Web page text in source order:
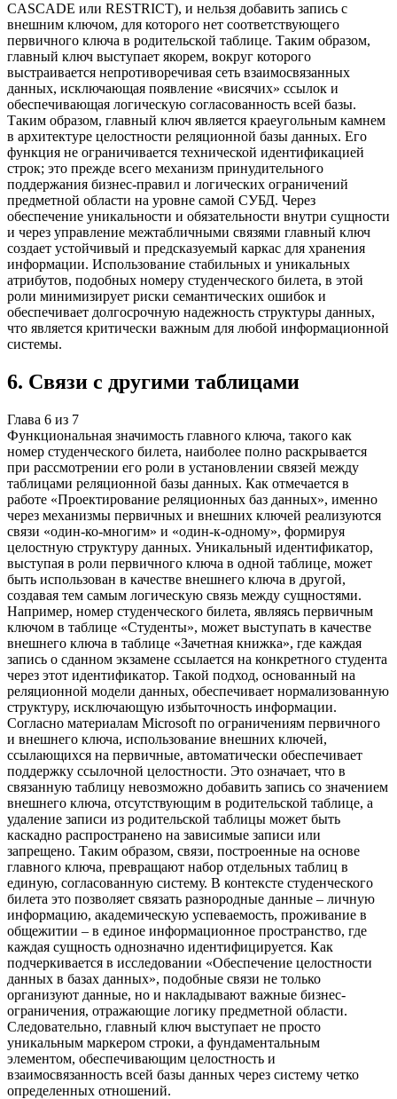
CASCADE или RESTRICT), и нельзя добавить запись с
внешним ключом, для которого нет соответствующего
первичного ключа в родительской таблице. Таким образом,
главный ключ выступает якорем, вокруг которого
выстраивается непротиворечивая сеть взаимосвязанных
данных, исключающая появление «висячих» ссылок и
обеспечивающая логическую согласованность всей базы.
Таким образом, главный ключ является краеугольным камнем
в архитектуре целостности реляционной базы данных. Его
функция не ограничивается технической идентификацией
строк; это прежде всего механизм принудительного
поддержания бизнес-правил и логических ограничений
предметной области на уровне самой СУБД. Через
обеспечение уникальности и обязательности внутри сущности
и через управление межтабличными связями главный ключ
создает устойчивый и предсказуемый каркас для хранения
информации. Использование стабильных и уникальных
атрибутов, подобных номеру студенческого билета, в этой
роли минимизирует риски семантических ошибок и
обеспечивает долгосрочную надежность структуры данных,
что является критически важным для любой информационной
системы.
6. Связи с другими таблицами
Глава 6 из 7
Функциональная значимость главного ключа, такого как
номер студенческого билета, наиболее полно раскрывается
при рассмотрении его роли в установлении связей между
таблицами реляционной базы данных. Как отмечается в
работе «Проектирование реляционных баз данных», именно
через механизмы первичных и внешних ключей реализуются
связи «один-ко-многим» и «один-к-одному», формируя
целостную структуру данных. Уникальный идентификатор,
выступая в роли первичного ключа в одной таблице, может
быть использован в качестве внешнего ключа в другой,
создавая тем самым логическую связь между сущностями.
Например, номер студенческого билета, являясь первичным
ключом в таблице «Студенты», может выступать в качестве
внешнего ключа в таблице «Зачетная книжка», где каждая
запись о сданном экзамене ссылается на конкретного студента
через этот идентификатор. Такой подход, основанный на
реляционной модели данных, обеспечивает нормализованную
структуру, исключающую избыточность информации.
Согласно материалам Microsoft по ограничениям первичного
и внешнего ключа, использование внешних ключей,
ссылающихся на первичные, автоматически обеспечивает
поддержку ссылочной целостности. Это означает, что в
связанную таблицу невозможно добавить запись со значением
внешнего ключа, отсутствующим в родительской таблице, а
удаление записи из родительской таблицы может быть
каскадно распространено на зависимые записи или
запрещено. Таким образом, связи, построенные на основе
главного ключа, превращают набор отдельных таблиц в
единую, согласованную систему. В контексте студенческого
билета это позволяет связать разнородные данные – личную
информацию, академическую успеваемость, проживание в
общежитии – в единое информационное пространство, где
каждая сущность однозначно идентифицируется. Как
подчеркивается в исследовании «Обеспечение целостности
данных в базах данных», подобные связи не только
организуют данные, но и накладывают важные бизнес-
ограничения, отражающие логику предметной области.
Следовательно, главный ключ выступает не просто
уникальным маркером строки, а фундаментальным
элементом, обеспечивающим целостность и
взаимосвязанность всей базы данных через систему четко
определенных отношений.